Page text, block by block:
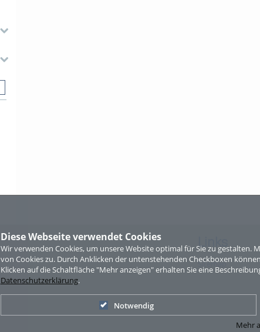
Diese Webseite verwendet Cookies
Wir verwenden Cookies, um unsere Website optimal für Sie zu
von Cookies zu. Durch Anklicken der untenstehenden Checkboxen
Klicken auf die Schaltfläche "Mehr anzeigen" erhalten Sie eine
Datenschutzerklärung.
Notwendig
Mehr
Links
Sitemap